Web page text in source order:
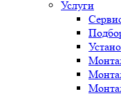
Услуги